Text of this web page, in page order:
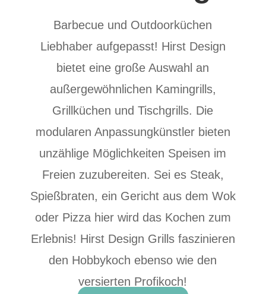
Barbecue und Outdoorküchen
Liebhaber aufgepasst! Hirst Design
bietet eine große Auswahl an
außergewöhnlichen Kamingrills,
Grillküchen und Tischgrills. Die
modularen Anpassungkünstler bieten
unzählige Möglichkeiten Speisen im
Freien zuzubereiten. Sei es Steak,
Spießbraten, ein Gericht aus dem Wok
oder Pizza hier wird das Kochen zum
Erlebnis! Hirst Design Grills faszinieren
den Hobbykoch ebenso wie den
versierten Profikoch!